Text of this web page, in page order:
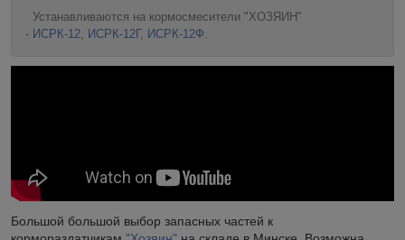
Устанавливаются на кормосмесители "ХОЗЯИН"
- ИСРК-12 ИСРК-12Г, ИСРК-12Ф
Большой большой выбор запасных частей к